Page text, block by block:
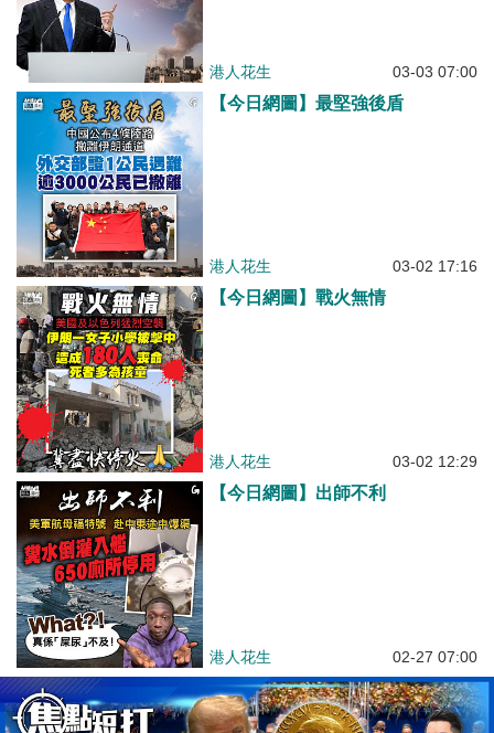
港人花生 03-03 07:00
【今日網圖】最堅強後盾
港人花生 03-02 17:16
【今日網圖】戰火無情
港人花生 03-02 12:29
【今日網圖】出師不利
港人花生 02-27 07:00